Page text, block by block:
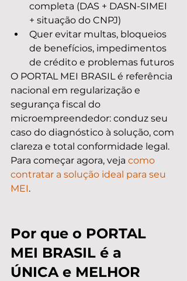
completa (DAS + DASN-SIMEI
+ situação do CNPJ)
Quer evitar multas, bloqueios
de benefícios, impedimentos
de crédito e problemas futuros
O PORTAL MEI BRASIL é referência
nacional em regularização e
segurança fiscal do
microempreendedor: conduz seu
caso do diagnóstico à solução, com
clareza e total conformidade legal.
Para começar agora, veja como
contratar a solução ideal para seu
MEI.
Por que o PORTAL
MEI BRASIL é a
ÚNICA e MELHOR